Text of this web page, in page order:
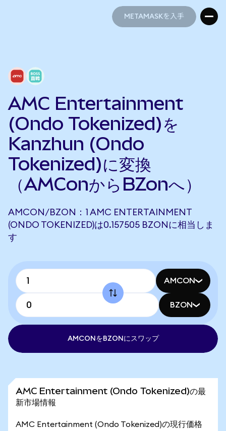
METAMASKを入手
AMC Entertainment
(Ondo Tokenized)を
Kanzhun (Ondo
Tokenized)に変換
（AMConからBZonへ）
AMCON/BZON：1 AMC ENTERTAINMENT
(ONDO TOKENIZED)は0.157505 BZONに相当しま
す
AMCON
BZON
AMCONをBZONにスワップ
AMC Entertainment (Ondo Tokenized)の最
新市場情報
AMC Entertainment (Ondo Tokenized)の現行価格